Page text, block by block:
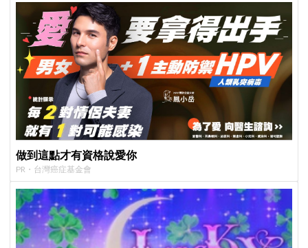
做到這點才有資格說愛你
PR・台灣癌症基金會